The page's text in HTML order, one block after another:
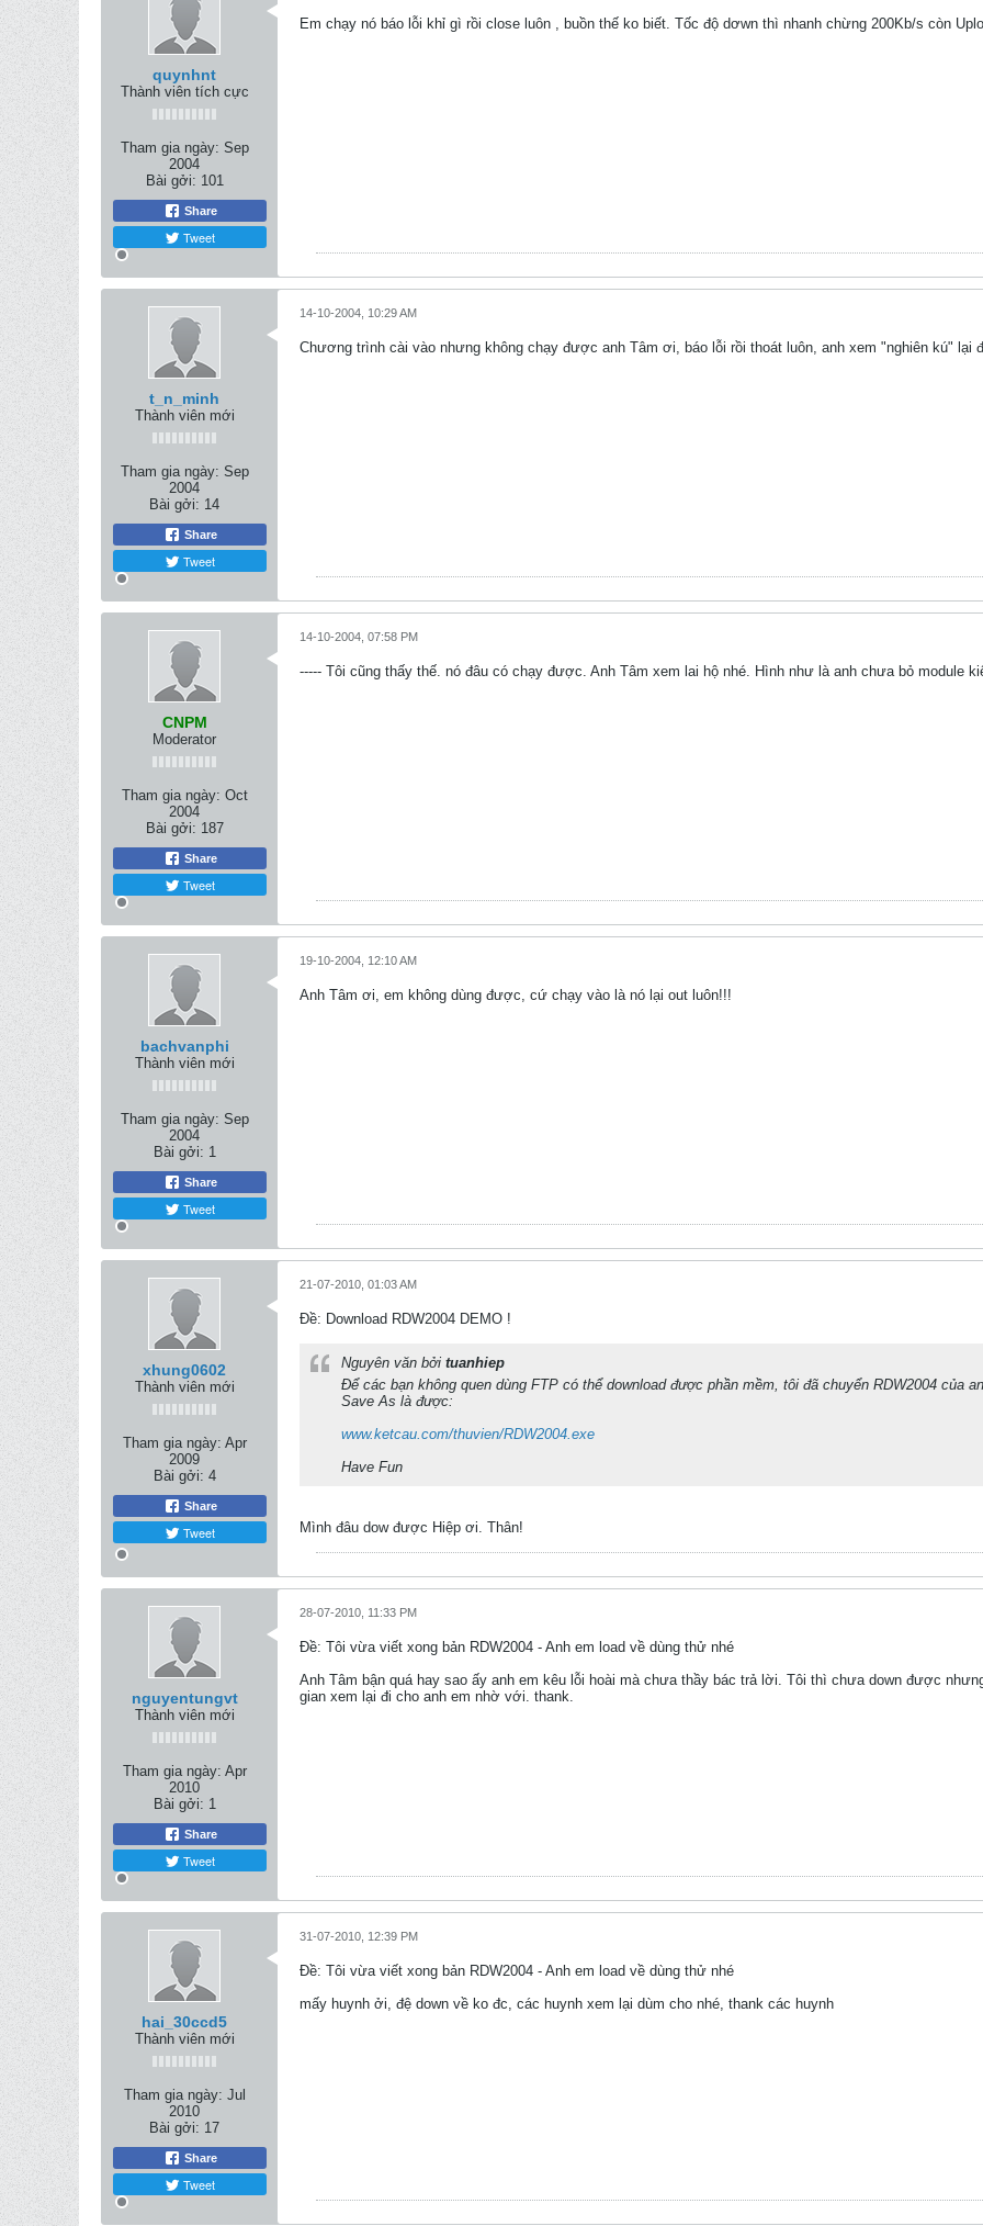
quynhnt
Thành viên tích cực
Tham gia ngày: Sep
2004
Bài gởi: 101
Share
Tweet
Em chạy nó báo lỗi khỉ gì rồi close luôn , buồn thế ko biết. Tốc độ dơwn thì nhanh chừng 200Kb/s còn
t_n_minh
Thành viên mới
Tham gia ngày: Sep
2004
Bài gởi: 14
Share
Tweet
14-10-2004, 10:29 AM
Chương trình cài vào nhưng không chạy được anh Tâm ơi, báo lỗi rồi thoát luôn, anh xem "nghiên kú" lại
CNPM
Moderator
Tham gia ngày: Oct
2004
Bài gởi: 187
Share
Tweet
14-10-2004, 07:58 PM
----- Tôi cũng thấy thế. nó đâu có chạy được. Anh Tâm xem lai hộ nhé. Hình như là anh chưa bỏ module
bachvanphi
Thành viên mới
Tham gia ngày: Sep
2004
Bài gởi: 1
Share
Tweet
19-10-2004, 12:10 AM
Anh Tâm ơi, em không dùng được, cứ chạy vào là nó lại out luôn!!!
xhung0602
Thành viên mới
Tham gia ngày: Apr
2009
Bài gởi: 4
Share
Tweet
21-07-2010, 01:03 AM
Ðề: Download RDW2004 DEMO !
Nguyên văn bởi tuanhiep
Để các bạn không quen dùng FTP có thể download được phần mềm, tôi đã chuyển RDW2004 của
Save As là được:
www.ketcau.com/thuvien/RDW2004.exe
Have Fun
Mình đâu dow được Hiệp ơi. Thân!
nguyentungvt
Thành viên mới
Tham gia ngày: Apr
2010
Bài gởi: 1
Share
Tweet
28-07-2010, 11:33 PM
Ðề: Tôi vừa viết xong bản RDW2004 - Anh em load về dùng thử nhé
Anh Tâm bận quá hay sao ấy anh em kêu lỗi hoài mà chưa thầy bác trả lời. Tôi thì chưa down được
gian xem lại đi cho anh em nhờ với. thank.
hai_30ccd5
Thành viên mới
Tham gia ngày: Jul
2010
Bài gởi: 17
Share
Tweet
31-07-2010, 12:39 PM
Ðề: Tôi vừa viết xong bản RDW2004 - Anh em load về dùng thử nhé
mấy huynh ởi, đệ down về ko đc, các huynh xem lại dùm cho nhé, thank các huynh